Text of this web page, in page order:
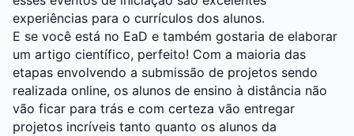
experiências para o currículos dos alunos.
E se você está no EaD e também gostaria de elaborar
um artigo científico, perfeito! Com a maioria das
etapas envolvendo a submissão de projetos sendo
realizada online, os alunos de ensino à distância não
vão ficar para trás e com certeza vão entregar
projetos incríveis tanto quanto os alunos da